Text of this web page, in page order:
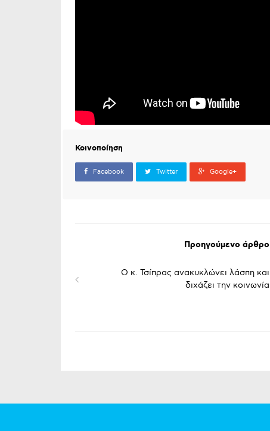
Κοινοποίηση
Facebook Twitter Google+
Προηγούμενο άρθρο
Ο κ. Τσίπρας ανακυκλώνει λάσπη και
διχάζει την κοινωνία